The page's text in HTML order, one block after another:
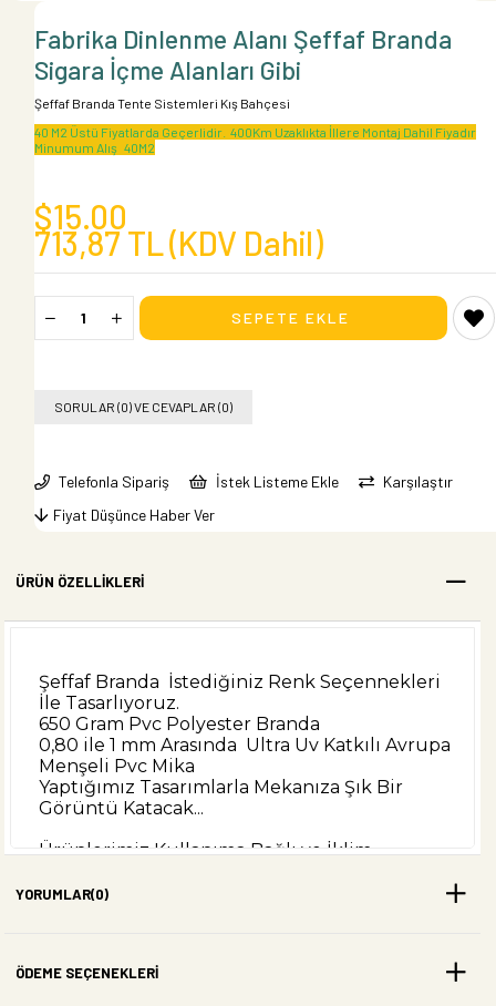
Fabrika Dinlenme Alanı Şeffaf Branda
Sigara İçme Alanları Gibi
Şeffaf Branda Tente Sistemleri Kış Bahçesi
40 M2 Üstü Fiyatlarda Geçerlidir. 400Km Uzaklıkta İllere Montaj Dahil Fiyadır
Minumum Alış 40M2
$15.00
713,87 TL(KDV Dahil)
SORULAR (0) VE CEVAPLAR (0)
Telefonla Sipariş İstek Listeme Ekle
Karşılaştır
Fiyat Düşünce Haber Ver
ÜRÜN ÖZELLIKLERI
Şeffaf Branda İstediğiniz Renk Seçennekleri
İle Tasarlıyoruz.
650 Gram Pvc Polyester Branda
0,80 ile 1 mm Arasında Ultra Uv Katkılı Avrupa
Menşeli Pvc Mika
Yaptığımız Tasarımlarla Mekanıza Şık Bir
Görüntü Katacak...
Ürünlerimiz Kullanıma Bağlı ve İklim
Kullanılmaktadır.Kullandığımız Şeffaf Plastik
Ürünlerdir. Ürünlerimizde Kemik Fermuar
YORUMLAR(0)
ÖDEME SEÇENEKLERI